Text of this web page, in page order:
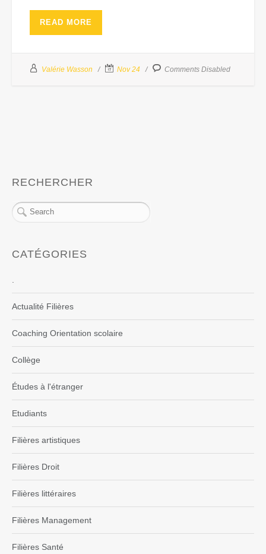
READ MORE
Valérie Wasson Nov 24 Comments Disabled
RECHERCHER
CATÉGORIES
Actualité Filières
Coaching Orientation scolaire
Collège
Études à l'étranger
Etudiants
Filières artistiques
Filières Droit
Filières littéraires
Filières Management
Filières Santé